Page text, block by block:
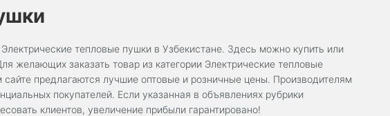
тепловые пушки в Узбекистане. Здесь можно купить или
желающих заказать товар из категории Электрические тепловые
предлагаются лучшие оптовые и розничные цены. Производителям
покупателей. Если указанная в объявлениях рубрики
клиентов, увеличение прибыли гарантировано!